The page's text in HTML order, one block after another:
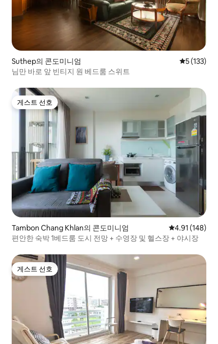
Suthep의 콘도미니엄 평점 5점(5
5 (133)
님만 바로 앞 빈티지 원 베드룸 스위트
게스트 선호
게스트 선호
Tambon Chang Khlan의 콘도미니엄 평점 4.91점(5
4.91 (148)
편안한 숙박 1베드룸 도시 전망 + 수영장 및 헬스장 + 야시장
게스트 선호
게스트 선호